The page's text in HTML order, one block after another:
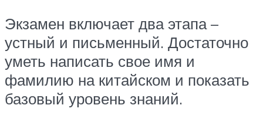
Экзамен включает два этапа –
устный и письменный. Достаточно
уметь написать свое имя и
фамилию на китайском и показать
базовый уровень знаний.